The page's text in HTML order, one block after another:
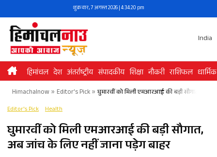
to
content
शुक्रवार, 7 अगस्त 2026 | 4:34:21 pm
India
हिमांचल देश अंतर्राष्ट्रीय संपादकीय शिक्षा नौकरी राशिफल धार्मिक
Himachalnow» Editor's Pick» घुमारवीं को मिली एमआरआई की बड़ी सौगात, अब
Editor's Pick Health
घुमारवीं को मिली एमआरआई की बड़ी सौगात,
अब जांच के लिए नहीं जाना पड़ेग बाहर